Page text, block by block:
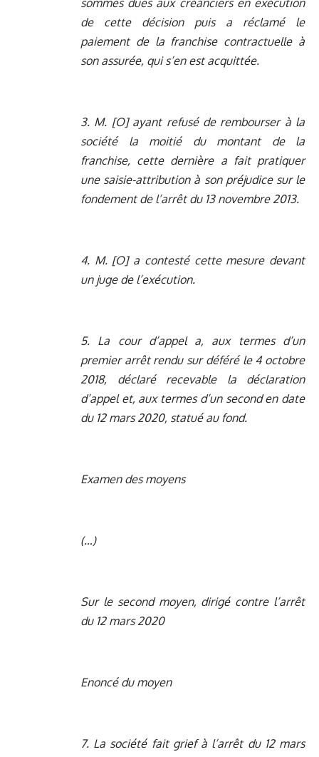
sommes dues aux créanciers en exécution
de cette décision puis a réclamé le
paiement de la franchise contractuelle à
son assurée, qui s’en est acquittée.
3. M. [O] ayant refusé de rembourser à la
société la moitié du montant de la
franchise, cette dernière a fait pratiquer
une saisie-attribution à son préjudice sur le
fondement de l’arrêt du 13 novembre 2013.
4. M. [O] a contesté cette mesure devant
un juge de l’exécution.
5. La cour d’appel a, aux termes d’un
premier arrêt rendu sur déféré le 4 octobre
2018, déclaré recevable la déclaration
d’appel et, aux termes d’un second en date
du 12 mars 2020, statué au fond.
Examen des moyens
(…)
Sur le second moyen, dirigé contre l’arrêt
du 12 mars 2020
Enoncé du moyen
7. La société fait grief à l’arrêt du 12 mars